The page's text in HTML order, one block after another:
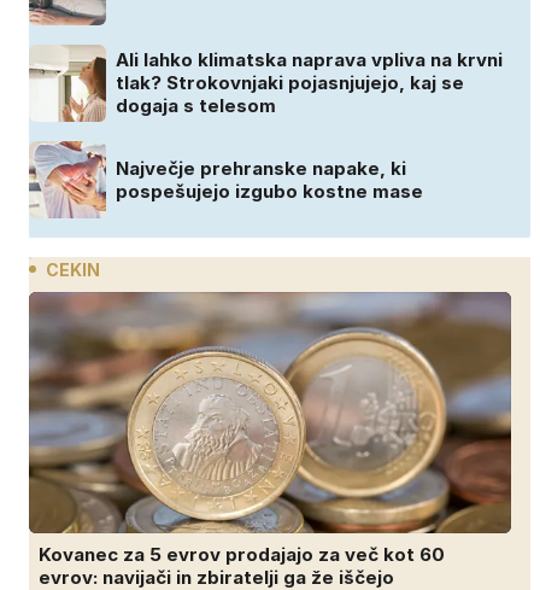
Ali lahko klimatska naprava vpliva na krvni
tlak? Strokovnjaki pojasnjujejo, kaj se
dogaja s telesom
Največje prehranske napake, ki
pospešujejo izgubo kostne mase
CEKIN
Kovanec za 5 evrov prodajajo za več kot 60
evrov: navijači in zbiratelji ga že iščejo